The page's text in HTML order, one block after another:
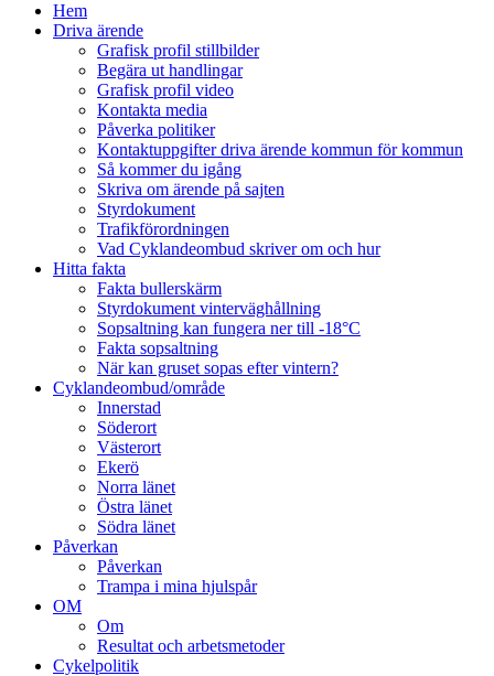
sökfältHem
Driva ärende
Grafisk profil stillbilder
Begära ut handlingar
Grafisk profil video
Kontakta media
Påverka politiker
Kontaktuppgifter driva ärende kommun för kommun
Så kommer du igång
Skriva om ärende på sajten
Styrdokument
Trafikförordningen
Vad Cyklandeombud skriver om och hur
Hitta fakta
Fakta bullerskärm
Styrdokument vinterväghållning
Sopsaltning kan fungera ner till -18°C
Fakta sopsaltning
När kan gruset sopas efter vintern?
Cyklandeombud/område
Innerstad
Söderort
Västerort
Ekerö
Norra länet
Östra länet
Södra länet
Påverkan
Påverkan
Trampa i mina hjulspår
OM
Om
Resultat och arbetsmetoder
Cykelpolitik